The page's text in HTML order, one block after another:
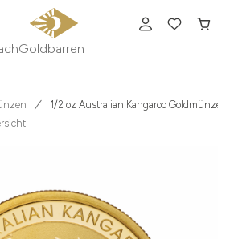
1/2 oz Australian Kangaroo Goldmünze